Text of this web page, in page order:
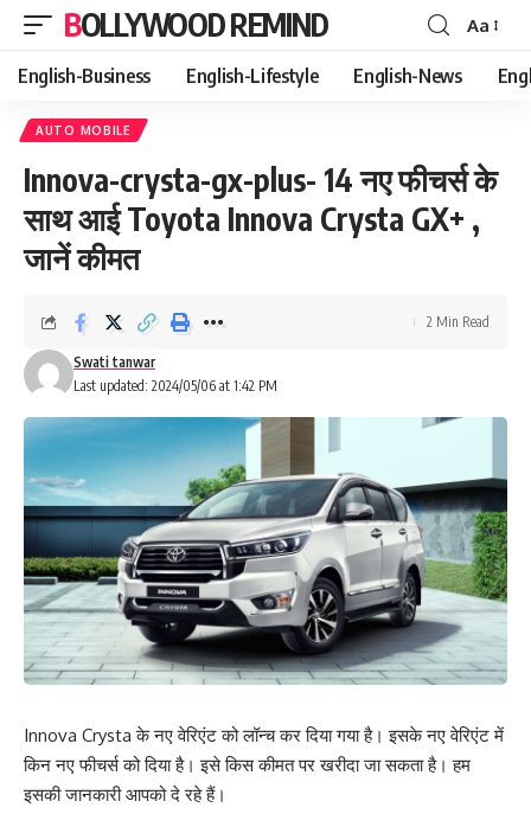
BOLLYWOOD REMIND
Font
Resizer
Aa
English-Business English-Lifestyle English-News
AUTO MOBILE
Innova-crysta-gx-plus- 14 नए फीचर्स के
साथ आई Toyota Innova Crysta GX+ ,
जानें कीमत
Last updated: 2024/05/06 at 1:42 PM
Swati tanwar
2 Min Read
Innova Crysta के नए वेरिएंट को लॉन्‍च कर दिया गया है। इसके नए वेरिएंट में
किन नए फीचर्स को दिया है। इसे किस कीमत पर खरीदा जा सकता है। हम
इसकी जानकारी आपको दे रहे हैं।